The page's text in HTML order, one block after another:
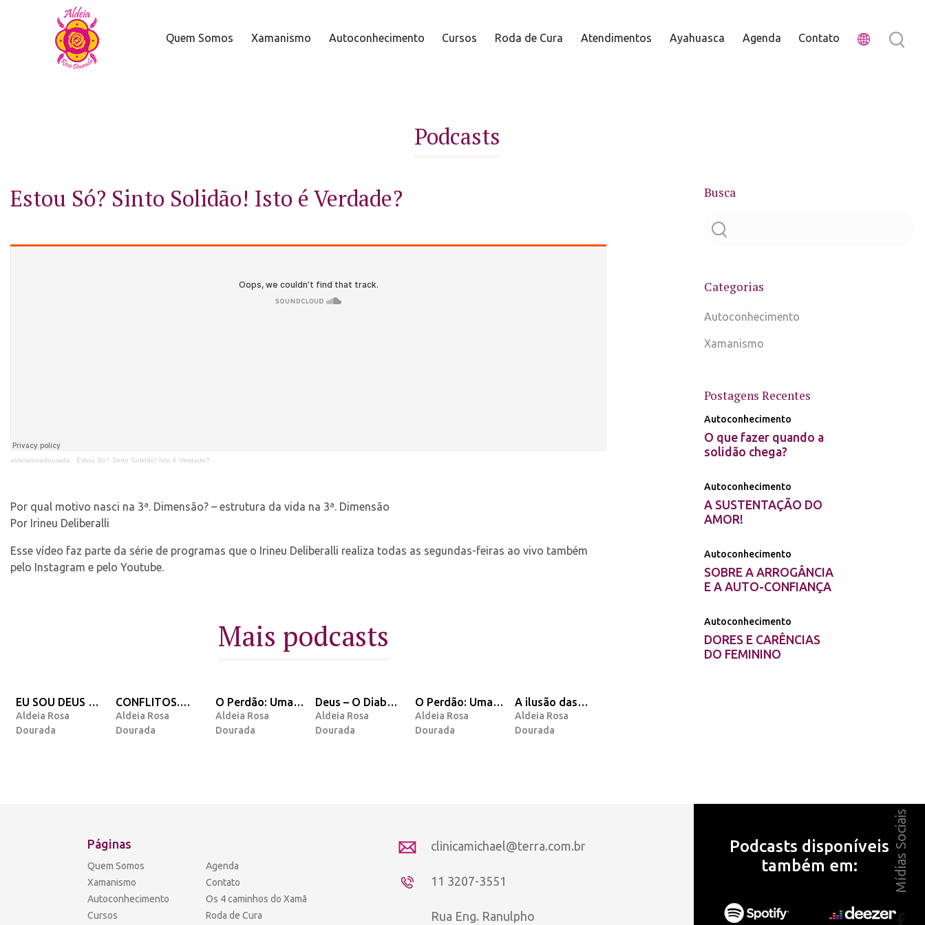
Mídias Sociais
Quem Somos Xamanismo Autoconhecimento Cursos Roda de Cura Atendimentos Ayahuasca Agenda Contato
Podcasts
Estou Só? Sinto Solidão! Isto é Verdade?
aldeiarosadourada · Estou Só? Sinto Solidão! Isto é Verdade?
Por qual motivo nasci na 3ª. Dimensão? – estrutura da vida na 3ª. Dimensão
Por Irineu Deliberalli
Esse vídeo faz parte da série de programas que o Irineu Deliberalli realiza todas as segundas-feiras ao vivo também
pelo Instagram e pelo Youtube.
Mais podcasts
EU SOU DEUS EM
MIM
Aldeia Rosa
Dourada
CONFLITOS.
Porque eles
existem nossa
Aldeia Rosa
Dourada
O Perdão: Uma
opinião e
Mensagem do
Aldeia Rosa
Dourada
Deus – O Diabo –
O Homem – A
Lenda
Aldeia Rosa
Dourada
O Perdão: Uma
opinião e
Mensagem do
Aldeia Rosa
Dourada
A ilusão das
nossas dores
Aldeia Rosa
Dourada
Busca
Categorias
Autoconhecimento
Xamanismo
Postagens Recentes
Autoconhecimento
O que fazer quando a
solidão chega?
Autoconhecimento
A SUSTENTAÇÃO DO
AMOR!
Autoconhecimento
SOBRE A ARROGÂNCIA
E A AUTO-CONFIANÇA
Autoconhecimento
DORES E CARÊNCIAS
DO FEMININO
Páginas
Quem Somos
Agenda
Xamanismo
Contato
Autoconhecimento
Os 4 caminhos do Xamã
Cursos
Roda de Cura
clinicamichael@terra.com.br
11 3207-3551
Rua Eng. Ranulpho
Podcasts disponíveis
também em: